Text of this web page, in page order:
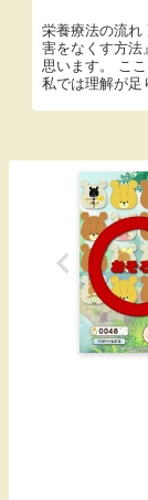
栄養療法の流れ
害をなくす方法
思います。 こ
私では理解が足